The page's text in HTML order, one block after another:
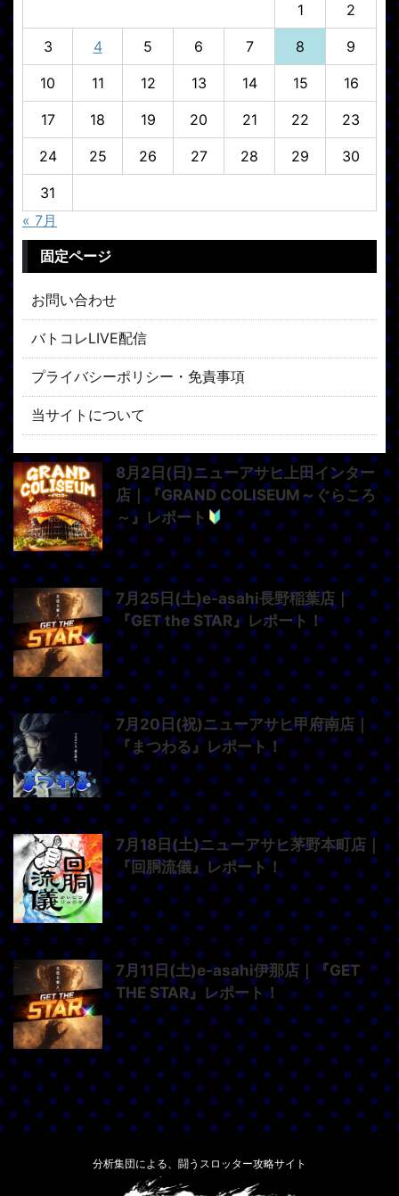
1 2
3 4 5 6 7 8 9
10 11 12 13 14 15 16
17 18 19 20 21 22 23
24 25 26 27 28 29 30
31
« 7月
固定ページ
お問い合わせ
バトコレLIVE配信
プライバシーポリシー・免責事項
当サイトについて
8月2日(日)ニューアサヒ上田インター
店｜『GRAND COLISEUM～ぐらころ
～』レポート
7月25日(土)e-asahi長野稲葉店｜
『GET the STAR』レポート！
7月20日(祝)ニューアサヒ甲府南店｜
『まつわる』レポート！
7月18日(土)ニューアサヒ茅野本町店｜
『回胴流儀』レポート！
7月11日(土)e-asahi伊那店｜『GET
THE STAR』レポート！
分析集団による、闘うスロッター攻略サイト